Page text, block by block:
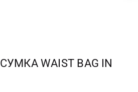
СУМКА WAIST BAG IN